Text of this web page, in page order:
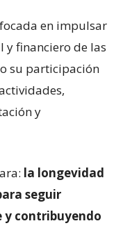
en impulsar
y financiero de las
su participación
y
la longevidad
seguir
y contribuyendo